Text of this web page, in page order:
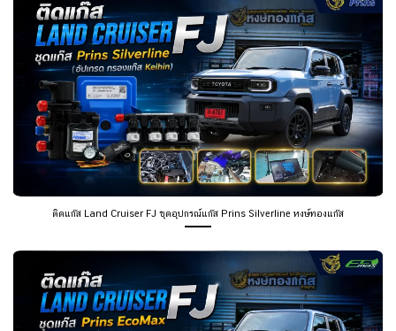
ติดแก๊ส Land Cruiser FJ ชุดอุปกรณ์แก๊ส Prins Silverline หงษ์ทองแก๊ส